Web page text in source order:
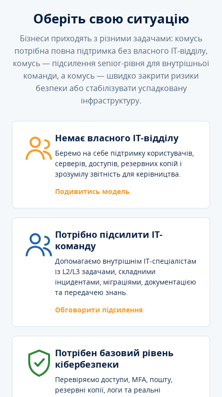
Оберіть свою ситуацію
Бізнеси приходять з різними задачами: комусь
потрібна повна підтримка без власного IT-відділу,
комусь — підсилення senior-рівня для внутрішньої
команди, а комусь — швидко закрити ризики
безпеки або стабілізувати успадковану
інфраструктуру.
Немає власного IT-відділу
Беремо на себе підтримку користувачів,
серверів, доступів, резервних копій і
зрозумілу звітність для керівництва.
Подивитись модель
Потрібно підсилити IT-
команду
Допомагаємо внутрішнім IT-спеціалістам
із L2/L3 задачами, складними
інцидентами, міграціями, документацією
та передачею знань.
Обговорити підсилення
Потрібен базовий рівень
кібербезпеки
Перевіряємо доступи, MFA, пошту,
резервні копії, логи та реальні